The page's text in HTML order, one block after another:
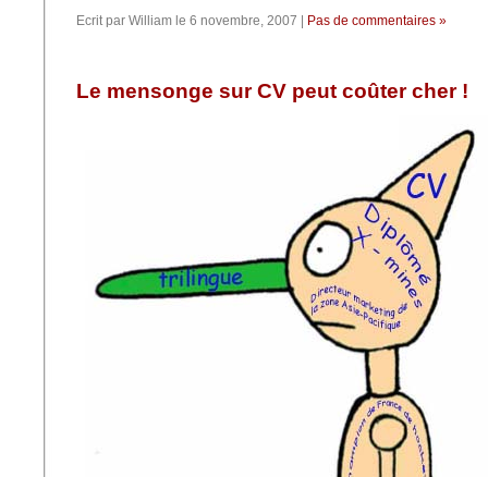
Ecrit par William le 6 novembre, 2007 | Pas de commentaires »
Le mensonge sur CV peut coûter cher !